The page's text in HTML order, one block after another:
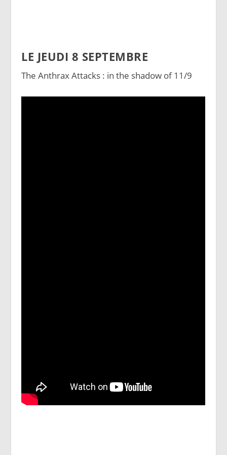
LE JEUDI 8 SEPTEMBRE
The Anthrax Attacks : in the shadow of 11/9